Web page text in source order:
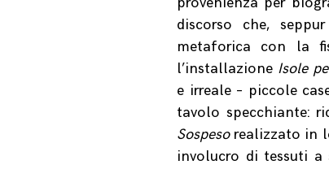
discorso che,
metaforica con la
l’installazione Isole
e irreale – piccole
tavolo specchiante:
Sospesorealizzato in
involucro di tessuti a